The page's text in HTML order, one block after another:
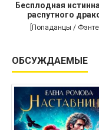
Бесплодная
распутного
[Попаданцы /
ОБСУЖДАЕМЫЕ